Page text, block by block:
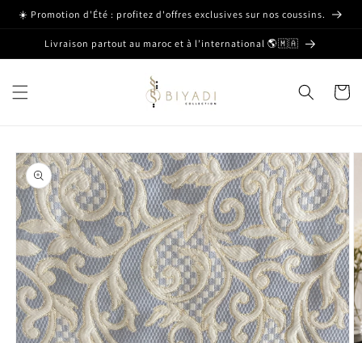
et passer
contenu
☀️ Promotion d'Été : profitez d'offres exclusives sur nos coussins.
Livraison partout au maroc et à l’international 🌎🇲🇦
Panier
Passer aux
informations
produits